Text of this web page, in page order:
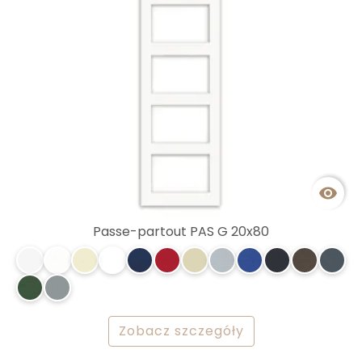

Passe-partout PAS G 20x80
Zobacz szczegóły